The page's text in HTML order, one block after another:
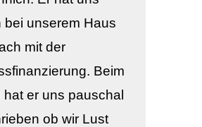
bei unserem Haus
mit der
Beim
hat er uns pauschal
ob wir Lust